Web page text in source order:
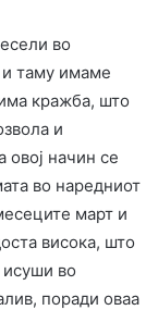
во
таму имаме
кражба, што
и
овој начин се
во наредниот
март и
висока, што
исуши во
поради оваа